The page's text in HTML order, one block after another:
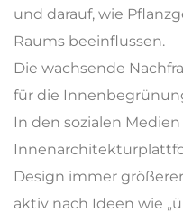
und darauf, wie
Raums beeinflussen.
Die wachsende
für die
In den sozialen
Design immer
aktiv nach Ideen wie